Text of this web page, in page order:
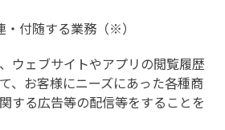
・付随する業務（※）
ウェブサイトやアプリの閲覧履歴
、お客様にニーズにあった各種商
する広告等の配信等をすることを